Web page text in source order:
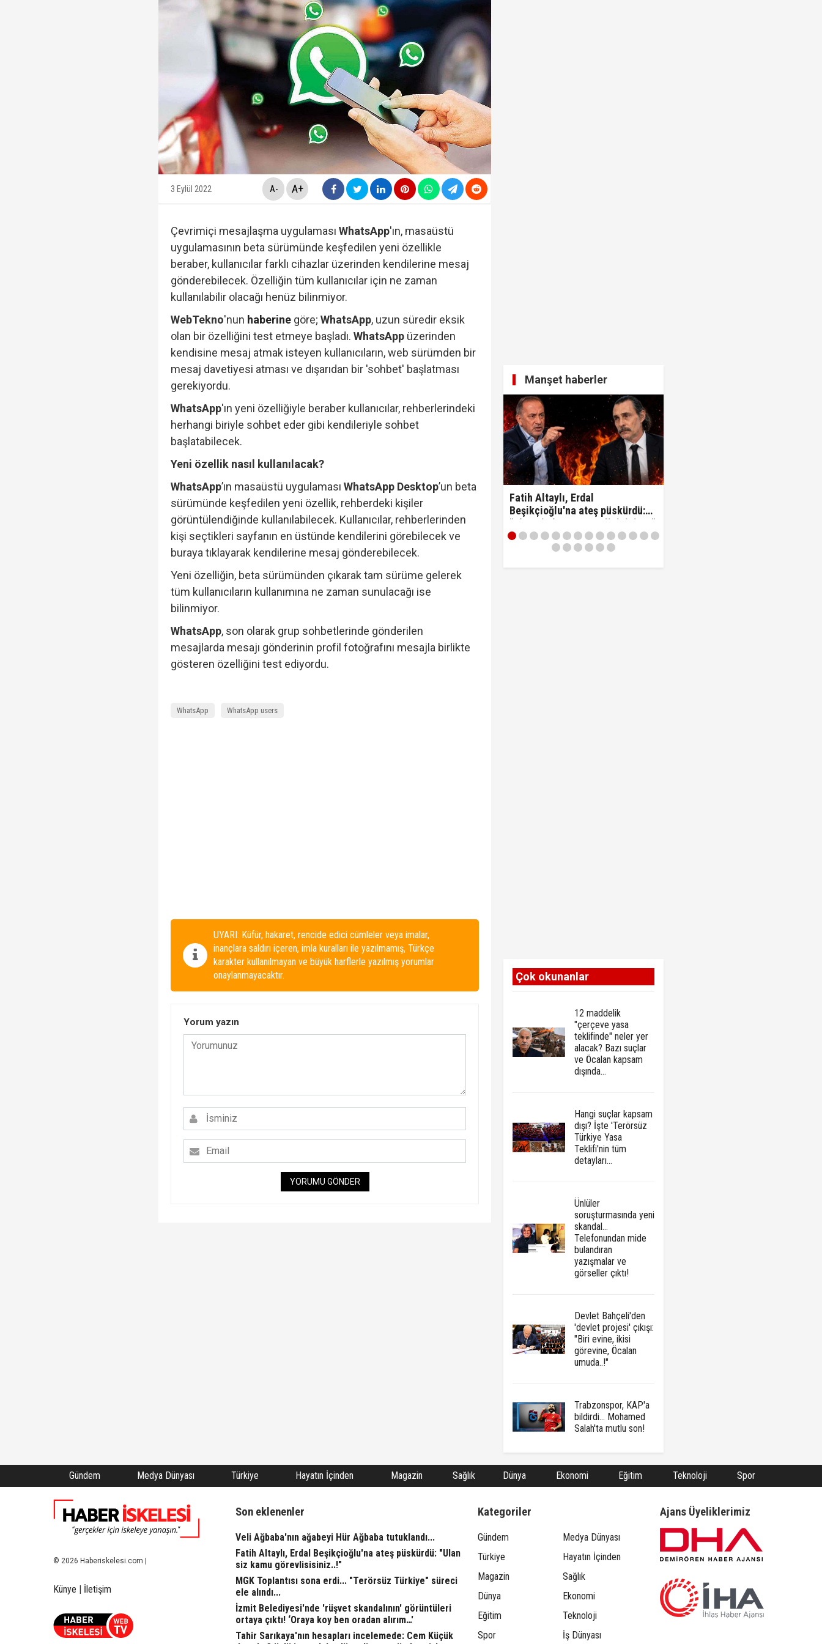
Trabzonspor, KAP'a bildirdi... Mohamed Salah'ta mutlu son!
İzmir Büyükşehir Belediyesi'nde "yolsuzluk" soruşturması... Veli Ağbaba'nın ağabeyi Hür Ağbaba gözaltında!
Ünlüler soruşturmasında yeni skandal... Telefonundan mide bulandıran yazışmalar ve görseller çıktı!
Veli Ağbaba'nın ağabeyi Hür Ağbaba tutuklandı...
3 Eylül 2022 A- A+
Çevrimiçi mesajlaşma uygulamasıWhatsApp'ın, masaüstü
uygulamasının beta sürümünde keşfedilen yeni özellikle
beraber, kullanıcılar farklı cihazlar üzerinden kendilerine mesaj
gönderebilecek. Özelliğin tüm kullanıcılar için ne zaman
kullanılabilir olacağı henüz bilinmiyor.
WebTekno'nun haberine göre; WhatsApp, uzun süredir eksik
olan bir özelliğini test etmeye başladı.WhatsApp üzerinden
kendisine mesaj atmak isteyen kullanıcıların, web sürümden bir
mesaj davetiyesi atması ve dışarıdan bir 'sohbet' başlatması
gerekiyordu.
WhatsApp'ın yeni özelliğiyle beraber kullanıcılar, rehberlerindeki
herhangi biriyle sohbet eder gibi kendileriyle sohbet
başlatabilecek.
Yeni özellik nasıl kullanılacak?
WhatsApp’ın masaüstü uygulamasıWhatsApp Desktop’un beta
sürümünde keşfedilen yeni özellik, rehberdeki kişiler
görüntülendiğinde kullanılabilecek. Kullanıcılar, rehberlerinden
kişi seçtikleri sayfanın en üstünde kendilerini görebilecek ve
buraya tıklayarak kendilerine mesaj gönderebilecek.
Yeni özelliğin, beta sürümünden çıkarak tam sürüme gelerek
tüm kullanıcıların kullanımına ne zaman sunulacağı ise
bilinmiyor.
WhatsApp, son olarak grup sohbetlerinde gönderilen
mesajlarda mesajı gönderinin profil fotoğrafını mesajla birlikte
gösteren özelliğini test ediyordu.
WhatsApp WhatsApp users
UYARI: Küfür, hakaret, rencide edici cümleler veya imalar,
inançlara saldırı içeren, imla kuralları ile yazılmamış, Türkçe
karakter kullanılmayan ve büyük harflerle yazılmış yorumlar
onaylanmayacaktır.
Yorum yazın
YORUMU GÖNDER
Manşet haberler
Fatih Altaylı, Erdal
Beşikçioğlu'na ateş püskürdü:
"Ulan siz kamu görevlisisiniz..!"
Çok okunanlar
12 maddelik
"çerçeve yasa
teklifinde" neler yer
alacak? Bazı suçlar
ve Öcalan kapsam
dışında…
Hangi suçlar kapsam
dışı? İşte 'Terörsüz
Türkiye Yasa
Teklifi'nin tüm
detayları...
Ünlüler
soruşturmasında yeni
skandal...
Telefonundan mide
bulandıran
yazışmalar ve
görseller çıktı!
Devlet Bahçeli'den
'devlet projesi' çıkışı:
"Biri evine, ikisi
görevine, Öcalan
umuda..!"
Trabzonspor, KAP'a
bildirdi... Mohamed
Salah'ta mutlu son!
Gündem Medya Dünyası Türkiye Hayatın İçinden Magazin Sağlık Dünya Ekonomi Eğitim Teknoloji Spor
© 2026 Haberiskelesi.com |
Künye | İletişim
Son eklenenler
Veli Ağbaba'nın ağabeyi Hür Ağbaba tutuklandı...
Fatih Altaylı, Erdal Beşikçioğlu'na ateş püskürdü: "Ulan
siz kamu görevlisisiniz..!"
MGK Toplantısı sona erdi... "Terörsüz Türkiye" süreci
ele alındı...
İzmit Belediyesi'nde 'rüşvet skandalının' görüntüleri
ortaya çıktı! ‘Oraya koy ben oradan alırım…'
Tahir Sarıkaya'nın hesapları incelemede: Cem Küçük
Kategoriler
Gündem
Medya Dünyası
Türkiye
Hayatın İçinden
Magazin
Sağlık
Dünya
Ekonomi
Eğitim
Teknoloji
Spor
İş Dünyası
Ajans Üyeliklerimiz